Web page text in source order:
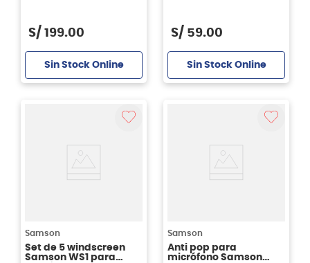
S/ 199.00
Sin Stock Online
S/ 59.00
Sin Stock Online
Samson
Set de 5 windscreen
Samson WS1 para
Samson
Anti pop para
micrófono Samson